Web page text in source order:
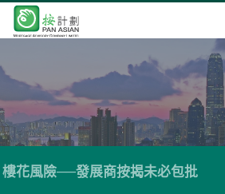
樓花風險──發展商按揭未必包批